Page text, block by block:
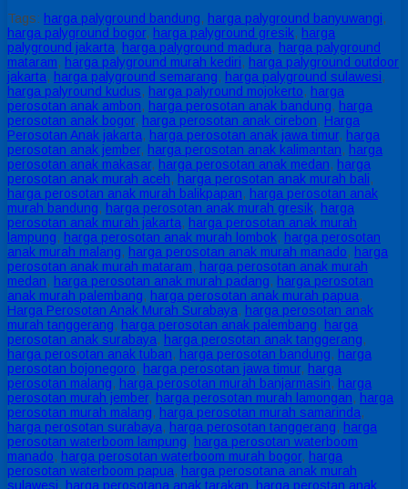
Tags: harga palyground bandung, harga palyground banyuwangi,
harga palyground bogor, harga palyground gresik, harga
palyground jakarta, harga palyground madura, harga palyground
mataram, harga palyground murah kediri, harga palyground outdoor
jakarta, harga palyground semarang, harga palyground sulawesi,
harga palyround kudus, harga palyround mojokerto, harga
perosotan anak ambon, harga perosotan anak bandung, harga
perosotan anak bogor, harga perosotan anak cirebon, Harga
Perosotan Anak jakarta, harga perosotan anak jawa timur, harga
perosotan anak jember, harga perosotan anak kalimantan, harga
perosotan anak makasar, harga perosotan anak medan, harga
perosotan anak murah aceh, harga perosotan anak murah bali,
harga perosotan anak murah balikpapan, harga perosotan anak
murah bandung, harga perosotan anak murah gresik, harga
perosotan anak murah jakarta, harga perosotan anak murah
lampung, harga perosotan anak murah lombok, harga perosotan
anak murah malang, harga perosotan anak murah manado, harga
perosotan anak murah mataram, harga perosotan anak murah
medan, harga perosotan anak murah padang, harga perosotan
anak murah palembang, harga perosotan anak murah papua,
Harga Perosotan Anak Murah Surabaya, harga perosotan anak
murah tanggerang, harga perosotan anak palembang, harga
perosotan anak surabaya, harga perosotan anak tanggerang,
harga perosotan anak tuban, harga perosotan bandung, harga
perosotan bojonegoro, harga perosotan jawa timur, harga
perosotan malang, harga perosotan murah banjarmasin, harga
perosotan murah jember, harga perosotan murah lamongan, harga
perosotan murah malang, harga perosotan murah samarinda,
harga perosotan surabaya, harga perosotan tanggerang, harga
perosotan waterboom lampung, harga perosotan waterboom
manado, harga perosotan waterboom murah bogor, harga
perosotan waterboom papua, harga perosotana anak murah
sulawesi, harga perosotana anak tarakan, harga perostan anak